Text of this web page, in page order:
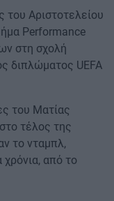
του Αριστοτελείου
Performance
στη σχολή
διπλώματος UEFA
του Ματίας
τέλος της
το νταμπλ,
χρόνια, από το